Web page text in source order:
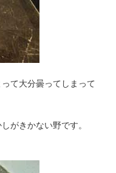
て大分曇ってしまって
がきかない野です。